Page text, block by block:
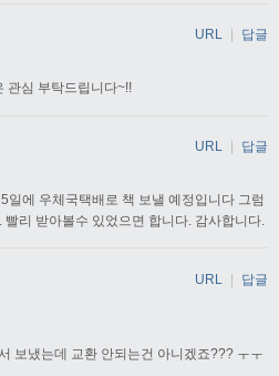
관심 부탁드립니다~!!
URL 답글
일에 우체국택배로 책 보낼 예정입니다 그럼
리 받아볼수 있었으면 합니다. 감사합니다.
URL 답글
보냈는데 교환 안되는건 아니겠죠??? ㅜㅜ
URL | 답글